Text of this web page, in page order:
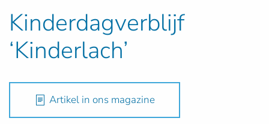
Kinderdagverblijf
‘Kinderlach’
Artikel in ons magazine